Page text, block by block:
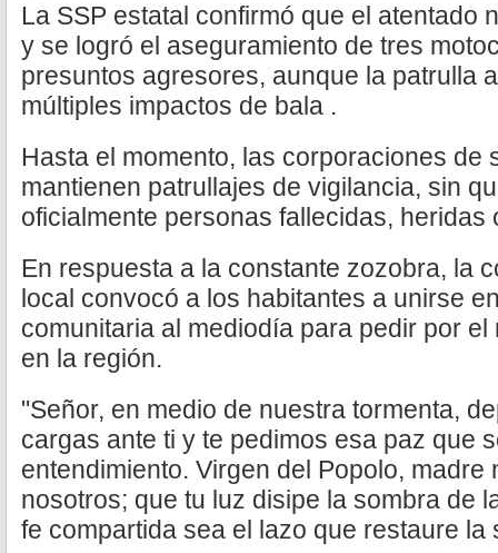
La SSP estatal confirmó que el atentado
y se logró el aseguramiento de tres
presuntos agresores, aunque la patrulla
múltiples impactos de bala .
Hasta el momento, las corporaciones de
mantienen patrullajes de vigilancia, sin
oficialmente personas fallecidas, heridas
En respuesta a la constante zozobra, la
local convocó a los habitantes a unirse
comunitaria al mediodía para pedir por
en la región.
"Señor, en medio de nuestra tormenta,
cargas ante ti y te pedimos esa paz que
entendimiento. Virgen del Popolo, madre
nosotros; que tu luz disipe la sombra de
fe compartida sea el lazo que restaure